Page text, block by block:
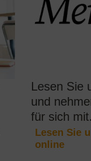
Lesen Sie
und
für sich mit.